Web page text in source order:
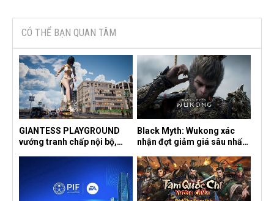
CÓ THỂ BẠN QUAN TÂM
GIANTESS PLAYGROUND
vướng tranh chấp nội bộ,
ngầm chiếm đoạt doanh thu
Black Myth: Wukong xác
nhận đợt giảm giá sâu nhất
trên mọi nền tảng